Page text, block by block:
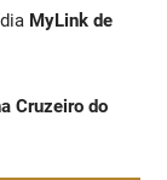
MyLink de
Cruzeiro do